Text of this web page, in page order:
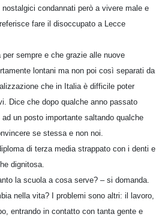
condannati però a vivere male e
fare il disoccupato a Lecce
sempre e che grazie alle nuove
lontani ma non poi così separati da
che in Italia è difficile poter
Dice che dopo qualche anno passato
un posto importante saltando qualche
se stessa e non noi.
di terza media strappato con i denti e
dignitosa.
la scuola a cosa serve? – si domanda.
nella vita? I problemi sono altri: il lavoro,
entrando in contatto con tanta gente e